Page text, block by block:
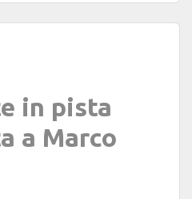
in pista
a Marco